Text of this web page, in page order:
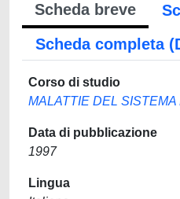
Scheda breve
Scheda completa
Corso di studio
MALATTIE DEL
Data di pubblicazione
1997
Lingua